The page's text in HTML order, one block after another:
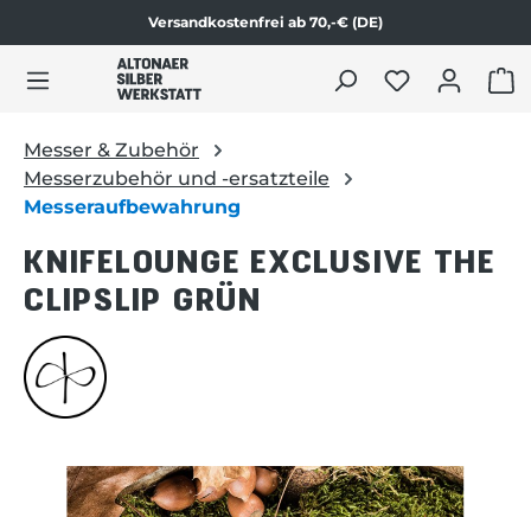
Zum Produktinhalt springen
Versandkostenfrei ab 70,-€ (DE)
Messer & Zubehör
Messerzubehör und -ersatzteile
Messeraufbewahrung
KNIFELOUNGE EXCLUSIVE THE
CLIPSLIP GRÜN
Bildergalerie überspringen